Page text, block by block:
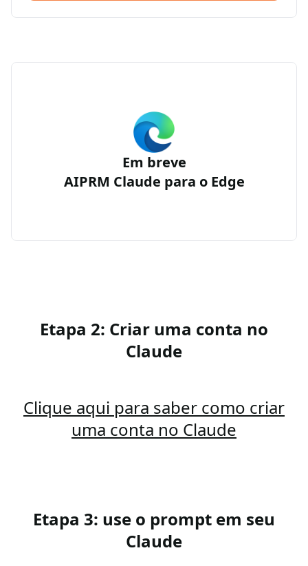
Em breve
AIPRM Claude para o Edge
Etapa 2: Criar uma conta no
Claude
Clique aqui para saber como criar
uma conta no Claude
Etapa 3: use o prompt em seu
Claude